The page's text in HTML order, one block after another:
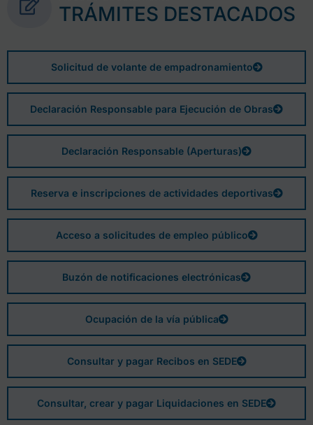
TRÁMITES DESTACADOS
Solicitud de volante de empadronamiento
Declaración Responsable para Ejecución de Obras
Declaración Responsable (Aperturas)
Reserva e inscripciones de actividades deportivas
Acceso a solicitudes de empleo público
Buzón de notificaciones electrónicas
Ocupación de la vía pública
Consultar y pagar Recibos en SEDE
Consultar, crear y pagar Liquidaciones en SEDE